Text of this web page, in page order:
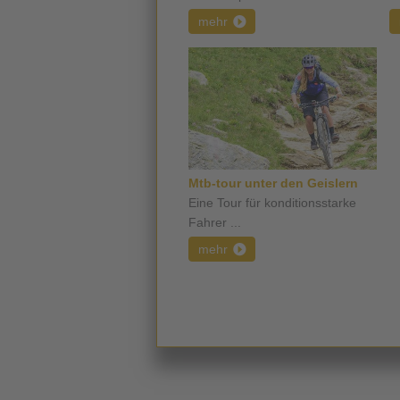
mehr
Mtb-tour unter den Geislern
Eine Tour für konditionsstarke
Fahrer ...
mehr